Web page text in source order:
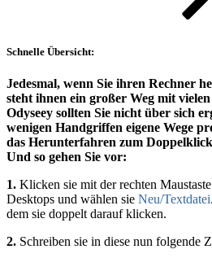
Schnelle Übersicht:
Jedesmal, wenn Sie ihren Rechner
steht ihnen ein großer Weg mit
Odyseey sollten Sie nicht über sich
wenigen Handgriffen eigene Wege
das Herunterfahren zum
Und so gehen Sie vor:
1. Klicken sie mit der rechten
Desktops und wählen sie Neu/Textdatei
dem sie doppelt darauf klicken.
2. Schreiben sie in diese nun folgende